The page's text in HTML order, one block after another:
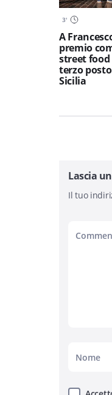
3'
A
premio
street food
terzo
Sicilia
Lascia
Il tuo